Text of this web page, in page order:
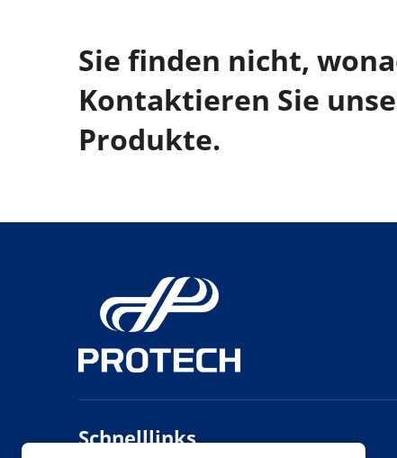
Sie finden nicht,
Kontaktieren Sie
Produkte.
Schnelllinks